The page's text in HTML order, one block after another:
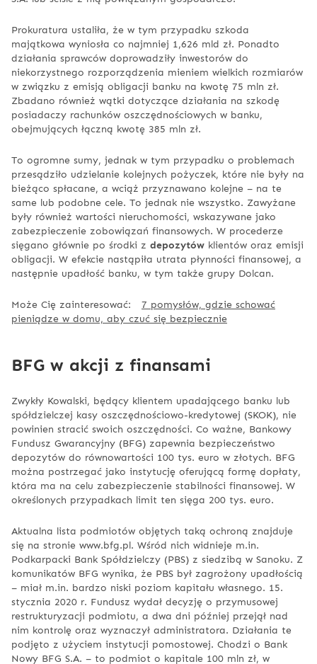
Prokuratura ustaliła, że w tym przypadku szkoda
majątkowa wyniosła co najmniej 1,626 mld zł. Ponadto
działania sprawców doprowadziły inwestorów do
niekorzystnego rozporządzenia mieniem wielkich rozmiarów
w związku z emisją obligacji banku na kwotę 75 mln zł.
Zbadano również wątki dotyczące działania na szkodę
posiadaczy rachunków oszczędnościowych w banku,
obejmujących łączną kwotę 385 mln zł.
To ogromne sumy, jednak w tym przypadku o problemach
przesądziło udzielanie kolejnych pożyczek, które nie były na
bieżąco spłacane, a wciąż przyznawano kolejne – na te
same lub podobne cele. To jednak nie wszystko. Zawyżane
były również wartości nieruchomości, wskazywane jako
zabezpieczenie zobowiązań finansowych. W procederze
sięgano głównie po środki z depozytów klientów oraz emisji
obligacji. W efekcie nastąpiła utrata płynności finansowej, a
następnie upadłość banku, w tym także grupy Dolcan.
Może Cię zainteresować: 7 pomysłów, gdzie schować
pieniądze w domu, aby czuć się bezpiecznie
BFG w akcji z finansami
Zwykły Kowalski, będący klientem upadającego banku lub
spółdzielczej kasy oszczędnościowo-kredytowej (SKOK), nie
powinien stracić swoich oszczędności. Co ważne, Bankowy
Fundusz Gwarancyjny (BFG) zapewnia bezpieczeństwo
depozytów do równowartości 100 tys. euro w złotych. BFG
można postrzegać jako instytucję oferującą formę dopłaty,
która ma na celu zabezpieczenie stabilności finansowej. W
określonych przypadkach limit ten sięga 200 tys. euro.
Aktualna lista podmiotów objętych taką ochroną znajduje
się na stronie www.bfg.pl. Wśród nich widnieje m.in.
Podkarpacki Bank Spółdzielczy (PBS) z siedzibą w Sanoku. Z
komunikatów BFG wynika, że PBS był zagrożony upadłością
– miał m.in. bardzo niski poziom kapitału własnego. 15.
stycznia 2020 r. Fundusz wydał decyzję o przymusowej
restrukturyzacji podmiotu, a dwa dni później przejął nad
nim kontrolę oraz wyznaczył administratora. Działania te
podjęto z użyciem instytucji pomostowej. Chodzi o Bank
Nowy BFG S.A. – to podmiot o kapitale 100 mln zł, w